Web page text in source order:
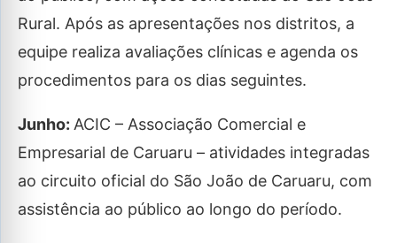
Rural. Após as apresentações nos distritos, a
equipe realiza avaliações clínicas e agenda os
procedimentos para os dias seguintes.
Junho: ACIC – Associação Comercial e
Empresarial de Caruaru – atividades integradas
ao circuito oficial do São João de Caruaru, com
assistência ao público ao longo do período.